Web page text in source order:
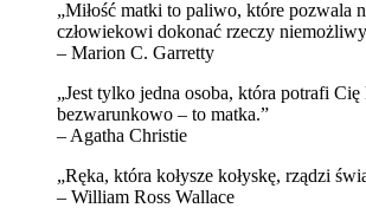
„Miłość matki to paliwo, które pozwala
człowiekowi dokonać rzeczy
– Marion C. Garretty
„Jest tylko jedna osoba, która potrafi Cię
bezwarunkowo – to matka.”
– Agatha Christie
„Ręka, która kołysze kołyskę, rządzi
– William Ross Wallace